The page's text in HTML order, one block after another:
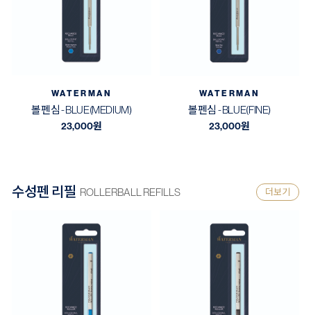
WATERMAN
볼펜심 - BLUE(MEDIUM)
23,000원
WATERMAN
볼펜심 - BLUE(FINE)
23,000원
수성펜 리필 ROLLERBALL REFILLS 더보기